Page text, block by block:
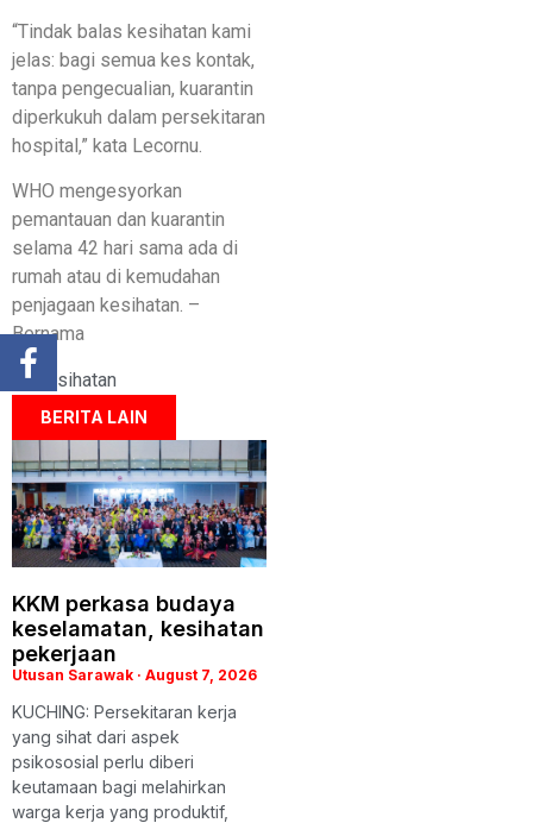
“Tindak balas kesihatan kami
jelas: bagi semua kes kontak,
tanpa pengecualian, kuarantin
diperkukuh dalam persekitaran
hospital,” kata Lecornu.
WHO mengesyorkan
pemantauan dan kuarantin
selama 42 hari sama ada di
rumah atau di kemudahan
penjagaan kesihatan. –
Bernama
Kesihatan
BERITA LAIN
KKM perkasa budaya
keselamatan, kesihatan
pekerjaan
Utusan Sarawak August 7, 2026
KUCHING: Persekitaran kerja
yang sihat dari aspek
psikososial perlu diberi
keutamaan bagi melahirkan
warga kerja yang produktif,